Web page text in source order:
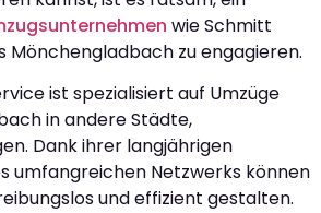
wie Schmitt
Mönchengladbach zu engagieren.
ist spezialisiert auf Umzüge
in andere Städte,
Dank ihrer langjährigen
umfangreichen Netzwerks können
und effizient gestalten.